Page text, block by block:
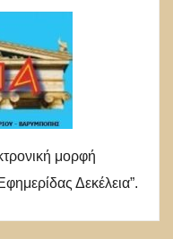
μορφή
Δεκέλεια”.